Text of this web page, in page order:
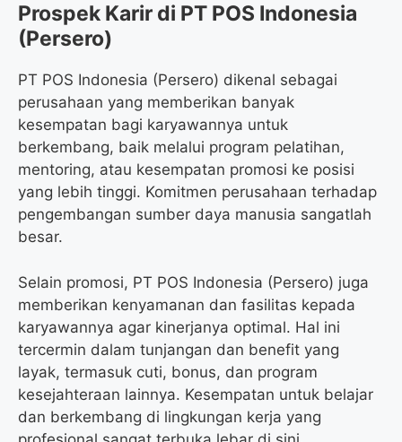
Prospek Karir di PT POS Indonesia
(Persero)
PT POS Indonesia (Persero) dikenal sebagai
perusahaan yang memberikan banyak
kesempatan bagi karyawannya untuk
berkembang, baik melalui program pelatihan,
mentoring, atau kesempatan promosi ke posisi
yang lebih tinggi. Komitmen perusahaan terhadap
pengembangan sumber daya manusia sangatlah
besar.
Selain promosi, PT POS Indonesia (Persero) juga
memberikan kenyamanan dan fasilitas kepada
karyawannya agar kinerjanya optimal. Hal ini
tercermin dalam tunjangan dan benefit yang
layak, termasuk cuti, bonus, dan program
kesejahteraan lainnya. Kesempatan untuk belajar
dan berkembang di lingkungan kerja yang